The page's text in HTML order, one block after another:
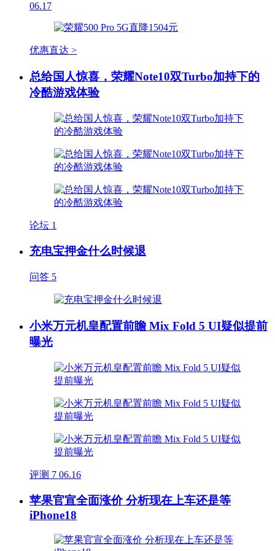
06.17
优惠直达 >
总给国人惊喜，荣耀Note10双Turbo加持下的
冷酷游戏体验
论坛 1
充电宝押金什么时候退
问答 5
小米万元机皇配置前瞻 Mix Fold 5 UI疑似提前
曝光
评测 7 06.16
苹果官宣全面涨价 分析现在上车还是等
iPhone18